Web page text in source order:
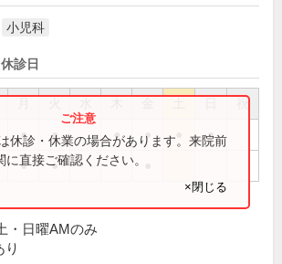
小児科
診日
祝
● ● ● ● ●
● ●
休診・休業の場合があります。来院前
直接ご確認ください。
×閉じる
・日曜AMのみ
り